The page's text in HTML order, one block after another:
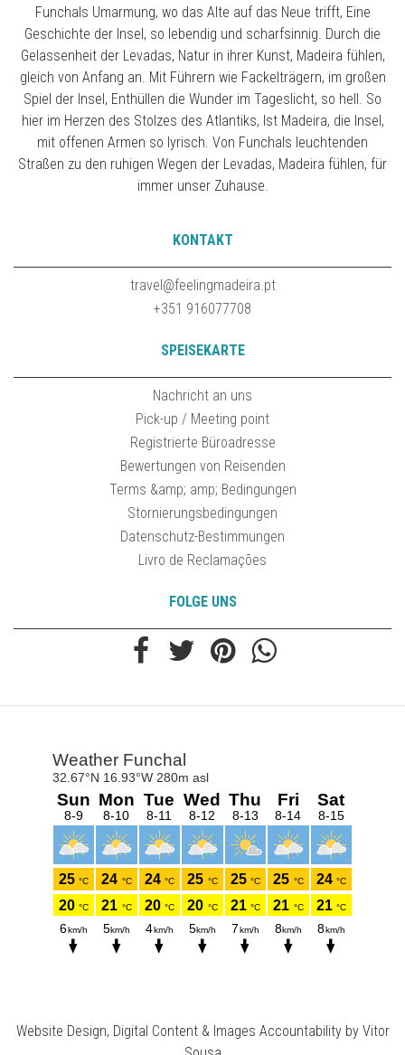
Funchals Umarmung, wo das Alte auf das Neue trifft, Eine
Geschichte der Insel, so lebendig und scharfsinnig. Durch die
Gelassenheit der Levadas, Natur in ihrer Kunst, Madeira fühlen,
gleich von Anfang an. Mit Führern wie Fackelträgern, im großen
Spiel der Insel, Enthüllen die Wunder im Tageslicht, so hell. So
hier im Herzen des Stolzes des Atlantiks, Ist Madeira, die Insel,
mit offenen Armen so lyrisch. Von Funchals leuchtenden
Straßen zu den ruhigen Wegen der Levadas, Madeira fühlen, für
immer unser Zuhause.
KONTAKT
travel@feelingmadeira.pt
+351 916077708
SPEISEKARTE
Nachricht an uns
Pick-up / Meeting point
Registrierte Büroadresse
Bewertungen von Reisenden
Terms &amp; amp; Bedingungen
Stornierungsbedingungen
Datenschutz-Bestimmungen
Livro de Reclamações
FOLGE UNS
Website Design, Digital Content & Images Accountability by Vitor